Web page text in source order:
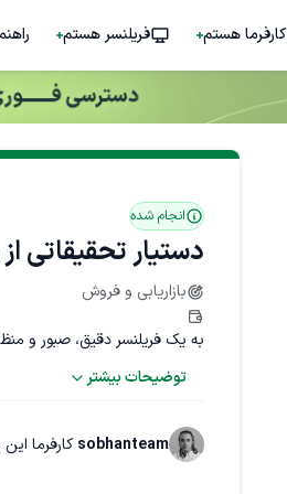
کارفرما هستم فریلنسر هستم
انجام شده
دستیار تحقیقاتی از
بازاریابی و فروش
به یک فریلنسر دقیق، صبور و منظم
توضیحات بیشتر
sobhanteam کارفرما